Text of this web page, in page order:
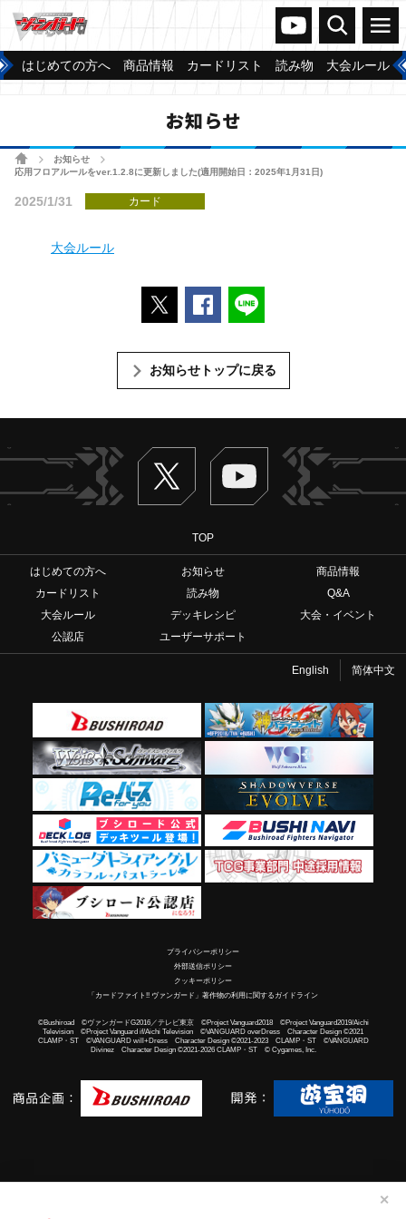
✕
ヴァンガードch
検索 メニュー
はじめての方へ 商品情報 カードリスト 読み物 大会ルール
お知らせ
ホームお知らせ
応用フロアルールをver.1.2.8に更新しました(適用開始日：2025年1月31日)
2025/1/31 カード
大会ルール
ポストするFacebookでシェアする
お知らせトップに戻る
Twitter ヴァンガードch
TOP
はじめての方へ お知らせ
商品情報
カードリスト
読み物
Q&A
大会ルール
デッキレシピ
大会・イベント
公認店
ユーザーサポート
English 简体中文
プライバシーポリシー
外部送信ポリシー
クッキーポリシー
「カードファイト!! ヴァンガード」著作物の利用に関するガイドライン
©Bushiroad ©ヴァンガードG2016／テレビ東京 ©Project Vanguard2018 ©Project Vanguard2019/Aichi
Television ©Project Vanguard if/Aichi Television ©VANGUARD overDress Character Design ©2021
CLAMP・ST ©VANGUARD will+Dress Character Design ©2021-2023 CLAMP・ST ©VANGUARD
Divinez Character Design ©2021-2026 CLAMP・ST © Cygames, Inc.